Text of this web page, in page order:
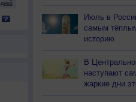
Июль в
самым
историю
В
наступают
жаркие дни